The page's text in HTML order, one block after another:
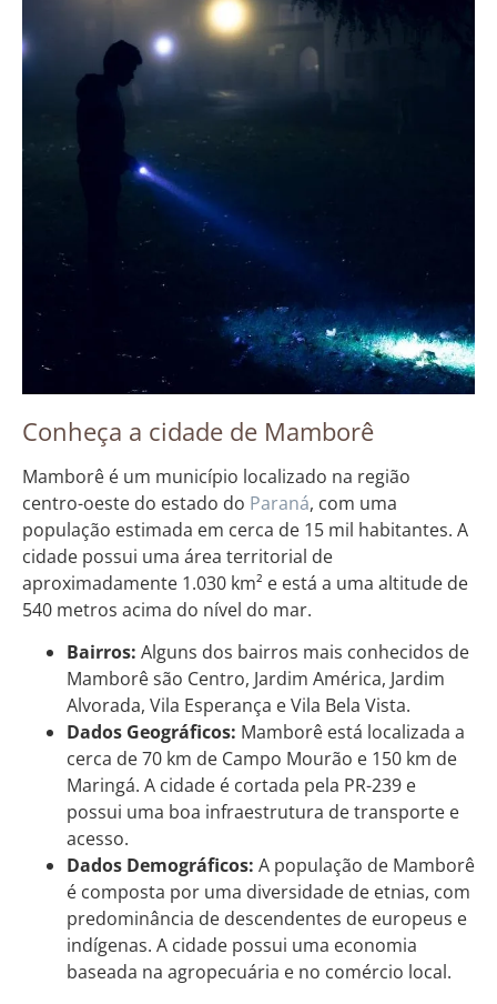
Conheça a cidade de Mamborê
Mamborê é um município localizado na região
centro-oeste do estado do Paraná, com uma
população estimada em cerca de 15 mil habitantes. A
cidade possui uma área territorial de
aproximadamente 1.030 km² e está a uma altitude de
540 metros acima do nível do mar.
Bairros: Alguns dos bairros mais conhecidos de
Mamborê são Centro, Jardim América, Jardim
Alvorada, Vila Esperança e Vila Bela Vista.
Dados Geográficos: Mamborê está localizada a
cerca de 70 km de Campo Mourão e 150 km de
Maringá. A cidade é cortada pela PR-239 e
possui uma boa infraestrutura de transporte e
acesso.
Dados Demográficos: A população de Mamborê
é composta por uma diversidade de etnias, com
predominância de descendentes de europeus e
indígenas. A cidade possui uma economia
baseada na agropecuária e no comércio local.